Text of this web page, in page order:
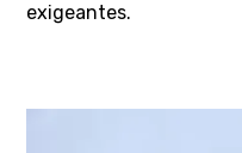
exigeantes.